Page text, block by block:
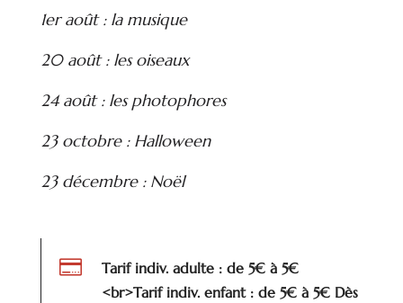
1er août : la musique
20 août : les oiseaux
24 août : les photophores
23 octobre : Halloween
23 décembre : Noël

Tarif indiv. adulte : de 5€ à 5€
<br>Tarif indiv. enfant : de 5€ à 5€ Dès